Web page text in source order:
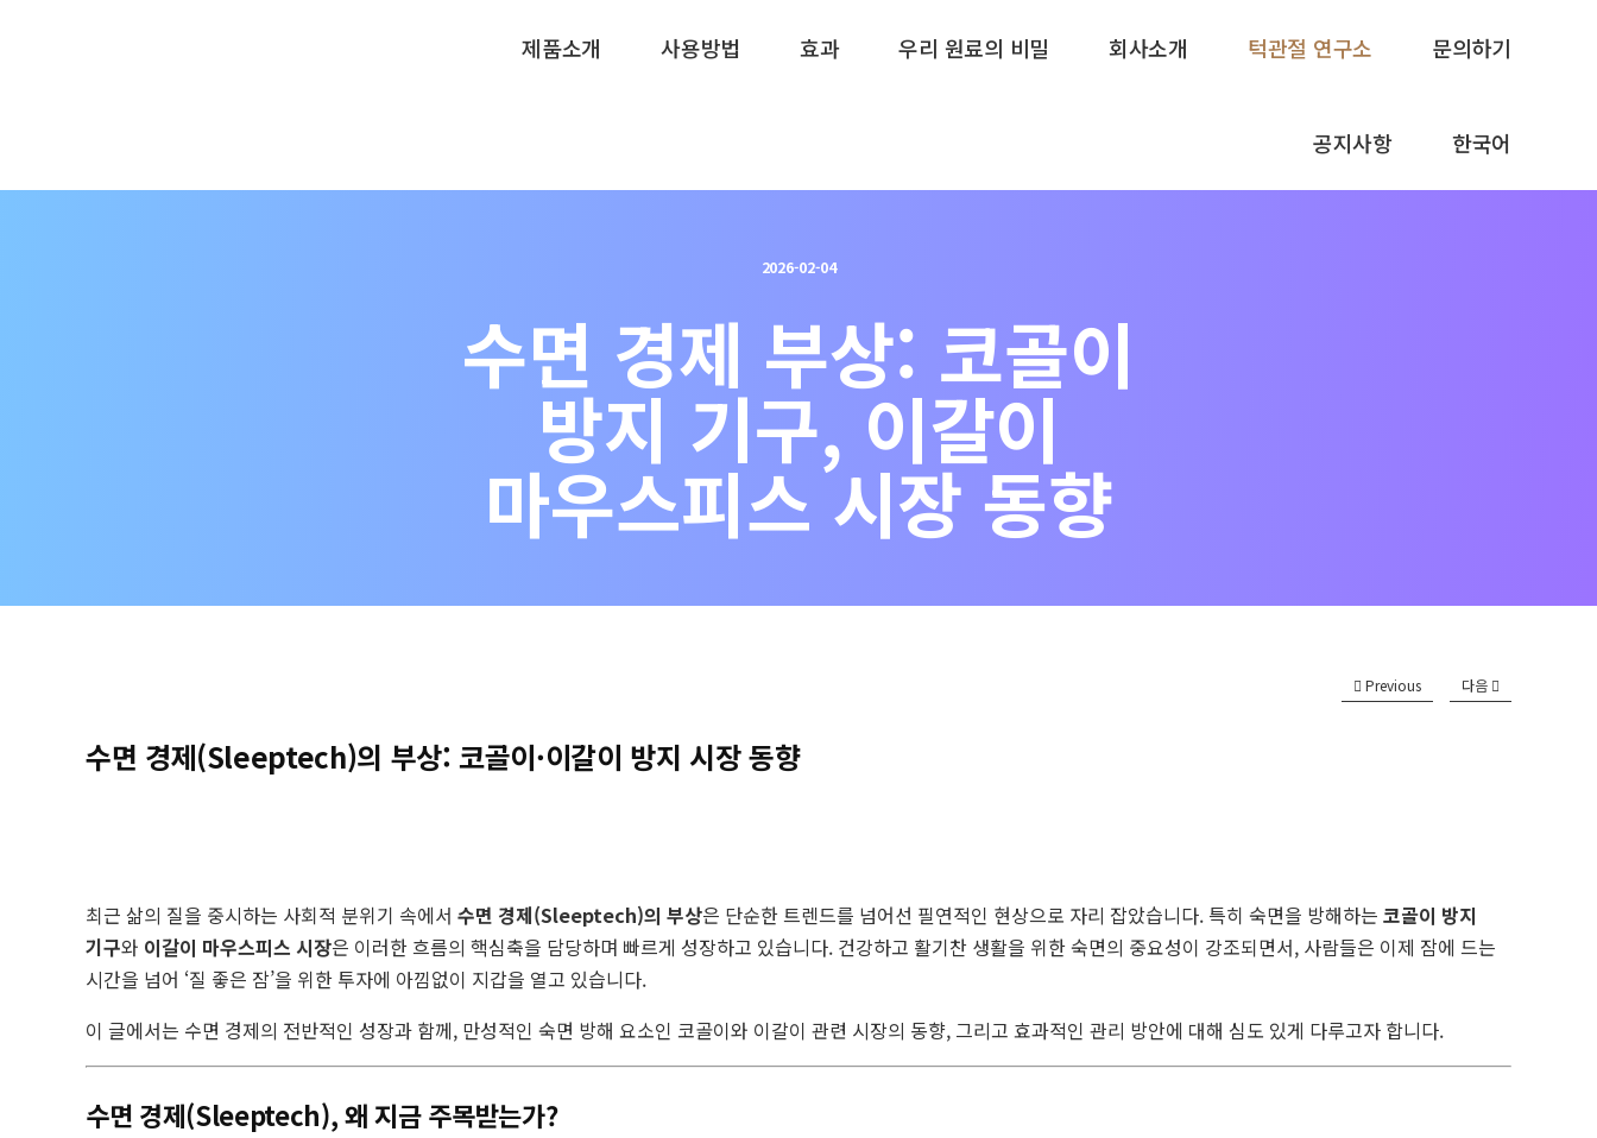
홈
제품소개 사용방법 효과 우리 원료의 비밀 회사소개 턱관절 연구소 문의하기
공지사항 한국어
2026-02-04
수면 경제 부상: 코골이
방지 기구, 이갈이
마우스피스 시장 동향
Previous 다음
수면 경제(Sleeptech)의 부상: 코골이·이갈이 방지 시장 동향
최근 삶의 질을 중시하는 사회적 분위기 속에서 수면 경제(Sleeptech)의 부상은 단순한 트렌드를 넘어선 필연적인 현상으로 자리 잡았습니다. 특히 숙면을 방해하는 코골이 방지
기구와 이갈이 마우스피스 시장은 이러한 흐름의 핵심축을 담당하며 빠르게 성장하고 있습니다. 건강하고 활기찬 생활을 위한 숙면의 중요성이 강조되면서, 사람들은 이제 잠에 드는
시간을 넘어 ‘질 좋은 잠’을 위한 투자에 아낌없이 지갑을 열고 있습니다.
이 글에서는 수면 경제의 전반적인 성장과 함께, 만성적인 숙면 방해 요소인 코골이와 이갈이 관련 시장의 동향, 그리고 효과적인 관리 방안에 대해 심도 있게 다루고자 합니다.
수면 경제(Sleeptech), 왜 지금 주목받는가?